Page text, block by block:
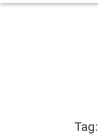
Tag: